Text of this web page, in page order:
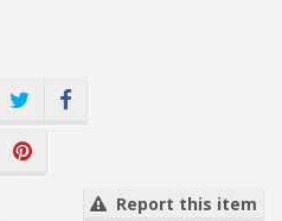
Report this item